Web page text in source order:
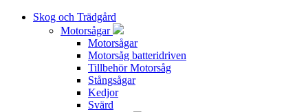
Skog och Trädgård
Motorsågar
Motorsågar
Motorsåg batteridriven
Tillbehör Motorsåg
Stångsågar
Kedjor
Svärd